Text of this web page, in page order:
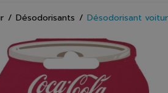
Désodorisants Désodorisant